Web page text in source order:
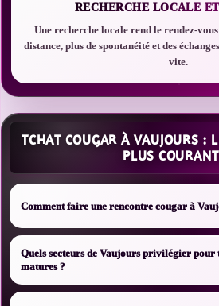
RECHERCHE LOCALE
Une recherche locale rend le rendez-
distance, plus de spontanéité et des
vite.
TCHAT COUGAR À VAUJOURS :
PLUS
Comment faire une rencontre cougar à
Quels secteurs de Vaujours privilégier pour
matures ?